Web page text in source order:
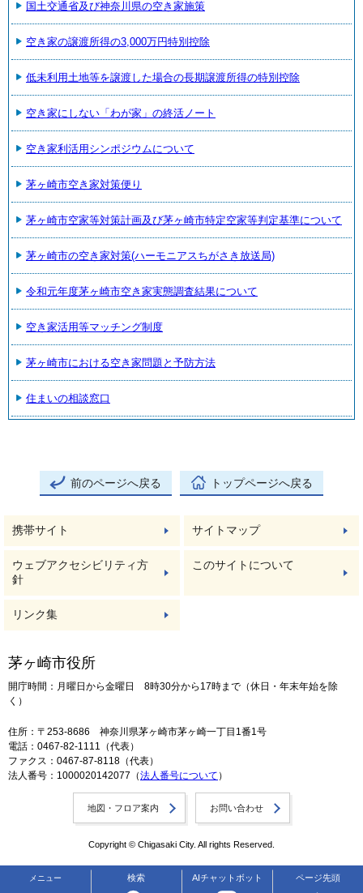
国土交通省及び神奈川県の空き家施策
空き家の譲渡所得の3,000万円特別控除
低未利用土地等を譲渡した場合の長期譲渡所得の特別控除
空き家にしない「わが家」の終活ノート
空き家利活用シンポジウムについて
茅ヶ崎市空き家対策便り
茅ヶ崎市空家等対策計画及び茅ヶ崎市特定空家等判定基準について
茅ヶ崎市の空き家対策(ハーモニアスちがさき放送局)
令和元年度茅ヶ崎市空き家実態調査結果について
空き家活用等マッチング制度
茅ヶ崎市における空き家問題と予防方法
住まいの相談窓口
前のページへ戻る トップページへ戻る
メニュー 検索 AIチャットボット ページ先頭
携帯サイト サイトマップ
ウェブアクセシビリティ方
針
このサイトについて
リンク集
茅ヶ崎市役所
開庁時間：月曜日から金曜日 8時30分から17時まで（休日・年末年始を除
く）
住所：〒253-8686 神奈川県茅ヶ崎市茅ヶ崎一丁目1番1号
電話：0467-82-1111（代表）
ファクス：0467-87-8118（代表）
法人番号：1000020142077（法人番号について ）
地図・フロア案内 お問い合わせ
Copyright © Chigasaki City. All rights Reserved.